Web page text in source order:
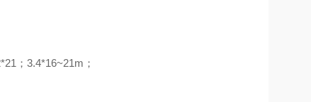
；3.4*16~21m；